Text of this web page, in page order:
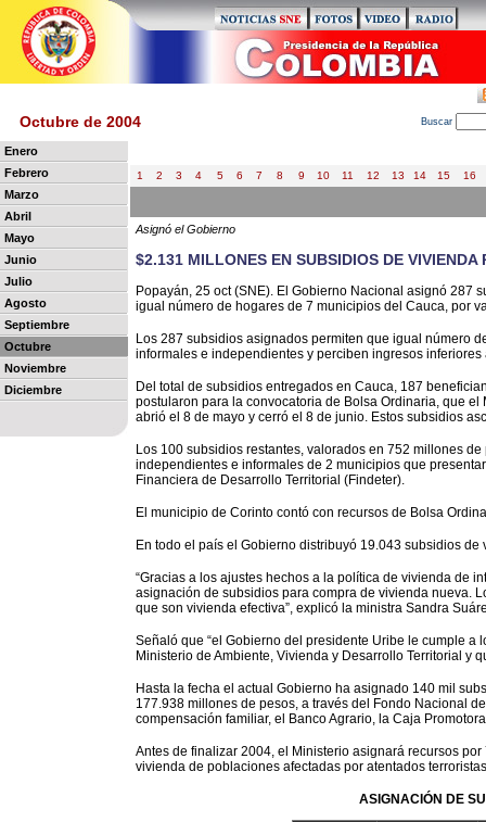
Octubre de 2004 Buscar
Enero
Febrero
Marzo
Abril
Mayo
Junio
Julio
Agosto
Septiembre
Octubre
Noviembre
Diciembre
1 2 3 4 5 6 7 8 9 10 11 12 13 14 15 16
Asignó el Gobierno
$2.131 MILLONES EN SUBSIDIOS DE VIVIENDA
Popayán, 25 oct (SNE). El Gobierno Nacional asignó 287
igual número de hogares de 7 municipios del Cauca, por
Los 287 subsidios asignados permiten que igual número
informales e independientes y perciben ingresos
Del total de subsidios entregados en Cauca, 187
postularon para la convocatoria de Bolsa Ordinaria, que
abrió el 8 de mayo y cerró el 8 de junio. Estos subsidios
Los 100 subsidios restantes, valorados en 752 millones
independientes e informales de 2 municipios que
Financiera de Desarrollo Territorial (Findeter).
El municipio de Corinto contó con recursos de Bolsa
En todo el país el Gobierno distribuyó 19.043 subsidios
“Gracias a los ajustes hechos a la política de vivienda de
asignación de subsidios para compra de vivienda nueva.
que son vivienda efectiva”, explicó la ministra Sandra
Señaló que “el Gobierno del presidente Uribe le cumple
Ministerio de Ambiente, Vivienda y Desarrollo Territorial y
Hasta la fecha el actual Gobierno ha asignado 140 mil
177.938 millones de pesos, a través del Fondo Nacional
compensación familiar, el Banco Agrario, la Caja
Antes de finalizar 2004, el Ministerio asignará recursos
vivienda de poblaciones afectadas por atentados
ASIGNACIÓN DE